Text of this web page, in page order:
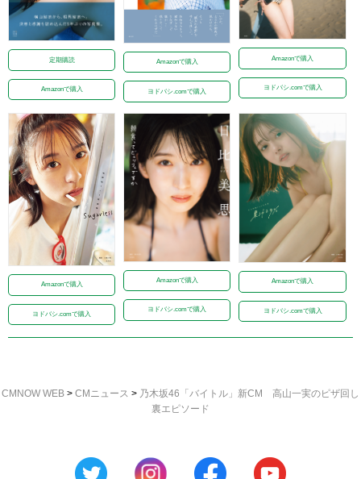
定期購読
Amazonで購入
Amazonで購入
ヨドバシ.comで購入
Amazonで購入
ヨドバシ.comで購入
Amazonで購入
ヨドバシ.comで購入
Amazonで購入
ヨドバシ.comで購入
Amazonで購入
ヨドバシ.comで購入
CMNOW WEB > CMニュース > 乃木坂46「バイトル」新CM 高山一実のピザ回し
裏エピソード